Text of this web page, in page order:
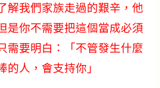
解我們家族走過的艱辛，他
是你不需要把這個當成必須
需要明白：「不管發生什麼
人，會支持你」